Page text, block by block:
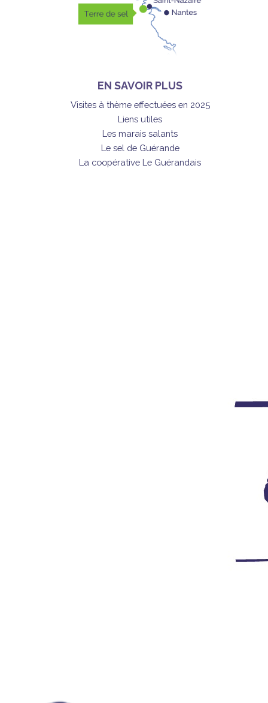
EN SAVOIR PLUS
Visites à thème effectuées en 2025
Liens utiles
Les marais salants
Le sel de Guérande
La coopérative Le Guérandais